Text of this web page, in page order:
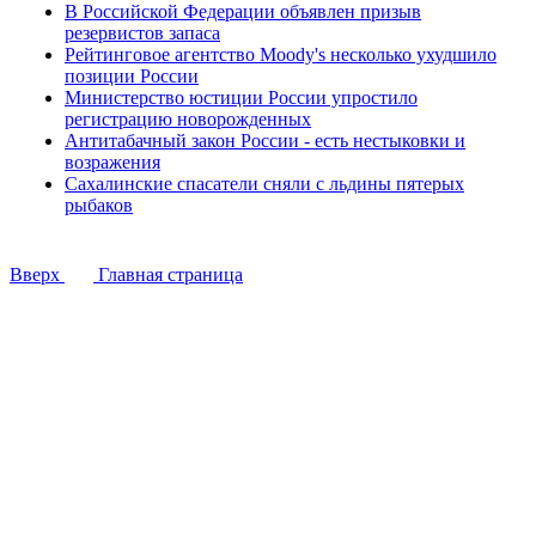
В Российской Федерации объявлен призыв
резервистов запаса
Рейтинговое агентство Moody's несколько ухудшило
позиции России
Министерство юстиции России упростило
регистрацию новорожденных
Антитабачный закон России - есть нестыковки и
возражения
Сахалинские спасатели сняли с льдины пятерых
рыбаков
Вверх Главная страница